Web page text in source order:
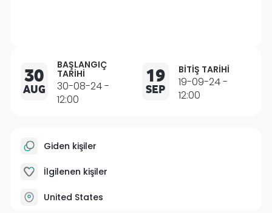
30
AUG
BAŞLANGIÇ
TARIHI
30-08-24 -
12:00
19
SEP
BITIŞ TARIHI
19-09-24 -
12:00
Giden kişiler
İlgilenen kişiler
United States